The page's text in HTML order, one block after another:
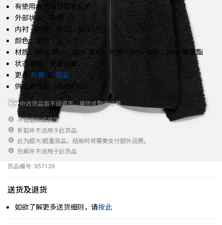
有使用痕迹与自然老化感
外部状况：极佳
内衬（内部）状况：极佳
颜色：黑色
材质：60% 腈纶，40% 涤纶；织带：80% 涤纶，20% 聚氨酯
状态等级：接近全新
更多外套及服装
供应商代码: HBXNC007
中古货品皆不设退货，换货或取消订单
不设退货或换货
折扣并不适用于此货品
此为超大/超重商品，结帐时将需要支付额外运费。
包邮并不适用于此货品
货品编号: 957139
送货及退货
如欲了解更多送货细则，请按此